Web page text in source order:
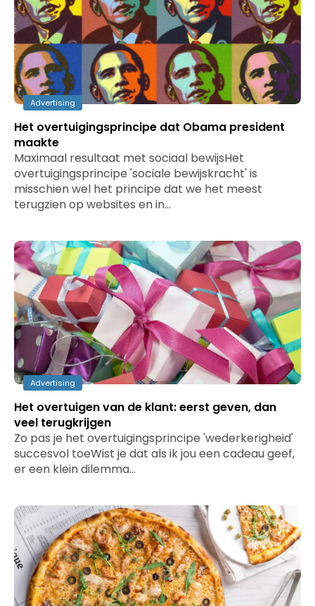
Advertising
Het overtuigingsprincipe dat Obama president
maakte
Maximaal resultaat met sociaal bewijsHet
overtuigingsprincipe 'sociale bewijskracht' is
misschien wel het principe dat we het meest
terugzien op websites en in…
Advertising
Het overtuigen van de klant: eerst geven, dan
veel terugkrijgen
Zo pas je het overtuigingsprincipe 'wederkerigheid'
succesvol toeWist je dat als ik jou een cadeau geef,
er een klein dilemma…